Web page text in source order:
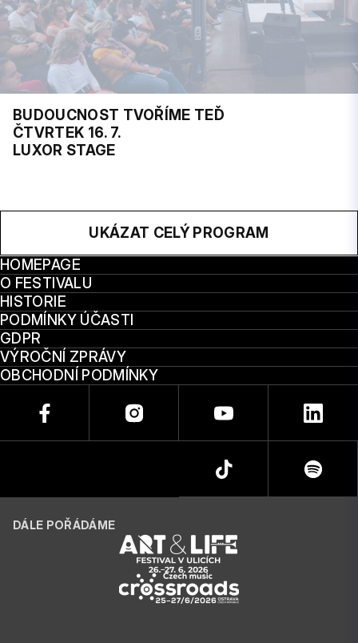
BUDOUCNOST TVOŘÍME TEĎ
ČTVRTEK 16. 7.
LUXOR STAGE
UKÁZAT CELÝ PROGRAM
HOMEPAGE
O FESTIVALU
HISTORIE
PODMÍNKY ÚČASTI
GDPR
VÝROČNÍ ZPRÁVY
OBCHODNÍ PODMÍNKY
DÁLE POŘÁDÁME